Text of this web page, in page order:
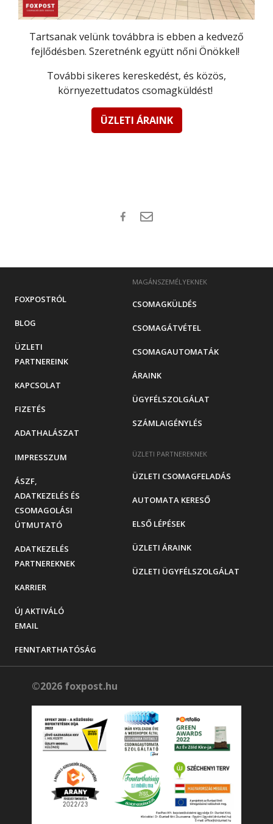
Tartsanak velünk továbbra is ebben a kedvező
fejlődésben. Szeretnénk együtt nőni Önökkel!
További sikeres kereskedést, és közös,
környezettudatos csomagküldést!
ÜZLETI ÁRAINK
MAGÁNSZEMÉLYEKNEK
CSOMAGKÜLDÉS
CSOMAGÁTVÉTEL
CSOMAGAUTOMATÁK
ÁRAINK
ÜGYFÉLSZOLGÁLAT
SZÁMLAIGÉNYLÉS
ÜZLETI PARTNEREKNEK
ÜZLETI CSOMAGFELADÁS
AUTOMATA KERESŐ
ELSŐ LÉPÉSEK
ÜZLETI ÁRAINK
ÜZLETI ÜGYFÉLSZOLGÁLAT
FOXPOSTRÓL
BLOG
ÜZLETI
PARTNEREINK
KAPCSOLAT
FIZETÉS
ADATHALÁSZAT
IMPRESSZUM
ÁSZF,
ADATKEZELÉS ÉS
CSOMAGOLÁSI
ÚTMUTATÓ
ADATKEZELÉS
PARTNEREKNEK
KARRIER
ÚJ AKTIVÁLÓ
EMAIL
FENNTARTHATÓSÁG
©2026 foxpost.hu